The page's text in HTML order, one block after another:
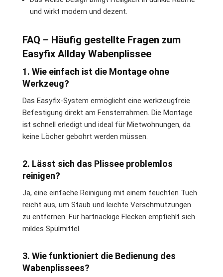
und wirkt modern und dezent.
FAQ – Häufig gestellte Fragen zum
Easyfix Allday Wabenplissee
1. Wie einfach ist die Montage ohne
Werkzeug?
Das Easyfix-System ermöglicht eine werkzeugfreie
Befestigung direkt am Fensterrahmen. Die Montage
ist schnell erledigt und ideal für Mietwohnungen, da
keine Löcher gebohrt werden müssen.
2. Lässt sich das Plissee problemlos
reinigen?
Ja, eine einfache Reinigung mit einem feuchten Tuch
reicht aus, um Staub und leichte Verschmutzungen
zu entfernen. Für hartnäckige Flecken empfiehlt sich
mildes Spülmittel.
3. Wie funktioniert die Bedienung des
Wabenplissees?